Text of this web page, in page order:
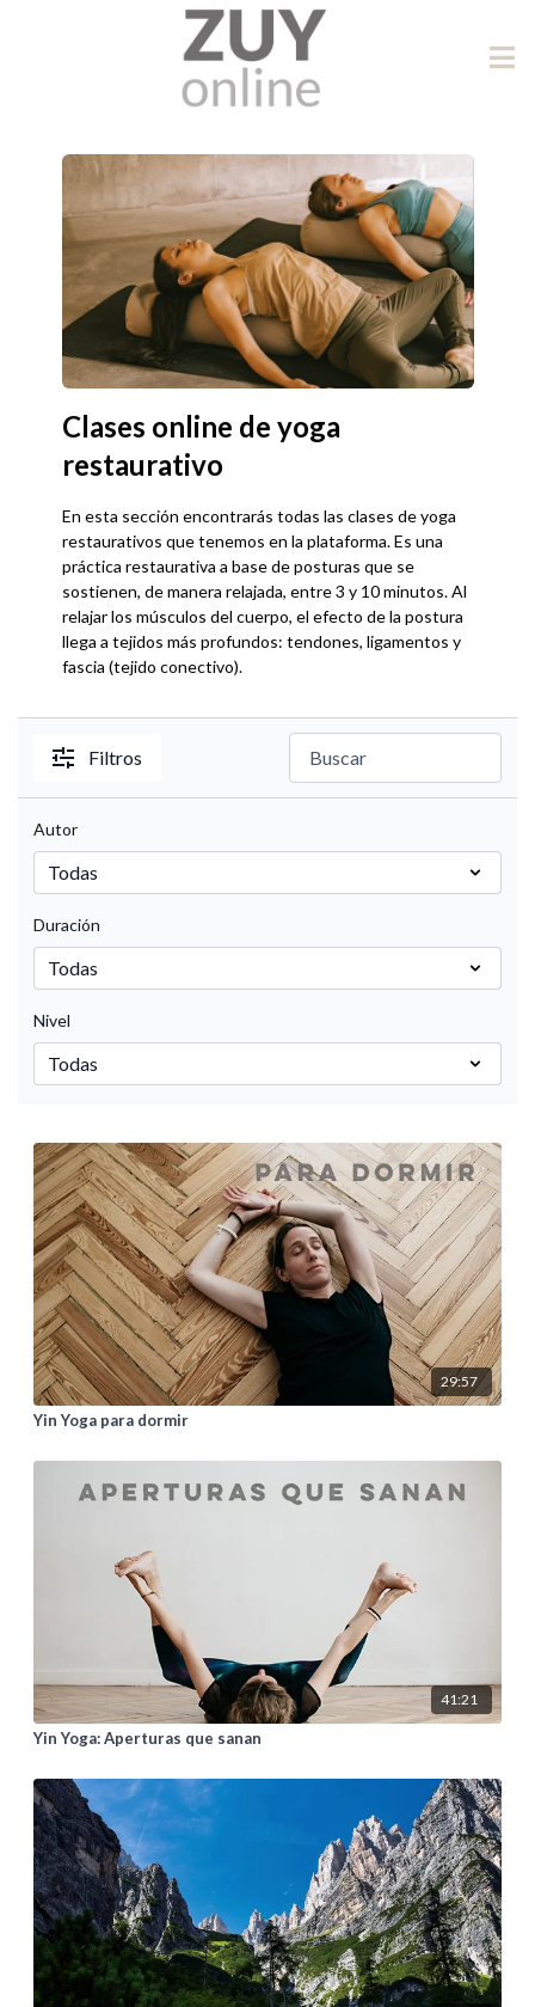
Clases online de yoga
restaurativo
En esta sección encontrarás todas las clases de yoga
restaurativos que tenemos en la plataforma. Es una
práctica restaurativa a base de posturas que se
sostienen, de manera relajada, entre 3 y 10 minutos. Al
relajar los músculos del cuerpo, el efecto de la postura
llega a tejidos más profundos: tendones, ligamentos y
fascia (tejido conectivo).
Filtros
Autor
Duración
Nivel
29:57
Yin Yoga para dormir
41:21
Yin Yoga: Aperturas que sanan